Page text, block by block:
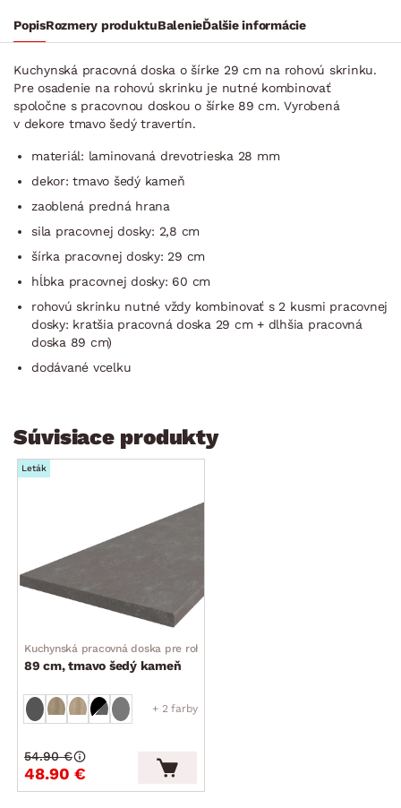
PopisRozmery produktuBalenieĎalšie informácie
Kuchynská pracovná doska o šírke 29 cm na rohovú skrinku.
Pre osadenie na rohovú skrinku je nutné kombinovať
spoločne s pracovnou doskou o šírke 89 cm. Vyrobená
v dekore tmavo šedý travertín.
materiál: laminovaná drevotrieska 28 mm
dekor: tmavo šedý kameň
zaoblená predná hrana
sila pracovnej dosky: 2,8 cm
šírka pracovnej dosky: 29 cm
hĺbka pracovnej dosky: 60 cm
rohovú skrinku nutné vždy kombinovať s 2 kusmi pracovnej
dosky: kratšia pracovná doska 29 cm + dlhšia pracovná
doska 89 cm)
dodávané vcelku
Súvisiace produkty
Leták
Kuchynská pracovná doska pre rohovú skrinku
89 cm, tmavo šedý kameň
+ 2 farby
48.90 €
54.90 €